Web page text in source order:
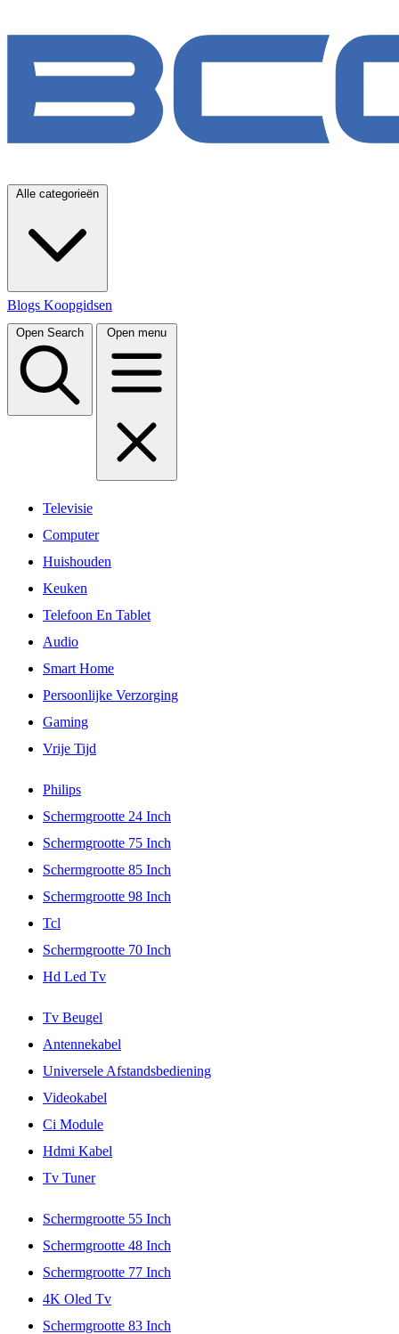
Alle categorieën
Blogs Koopgidsen
Open Search Open menu
Televisie
Computer
Huishouden
Keuken
Telefoon En Tablet
Audio
Smart Home
Persoonlijke Verzorging
Gaming
Vrije Tijd
Philips
Schermgrootte 24 Inch
Schermgrootte 75 Inch
Schermgrootte 85 Inch
Schermgrootte 98 Inch
Tcl
Schermgrootte 70 Inch
Hd Led Tv
Tv Beugel
Antennekabel
Universele Afstandsbediening
Videokabel
Ci Module
Hdmi Kabel
Tv Tuner
Schermgrootte 55 Inch
Schermgrootte 48 Inch
Schermgrootte 77 Inch
4K Oled Tv
Schermgrootte 83 Inch